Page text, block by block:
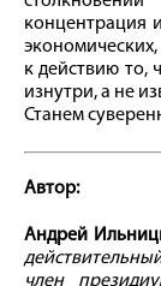
концентрация
к действию то,
изнутри, а не
Станем
Автор:
Андрей
член